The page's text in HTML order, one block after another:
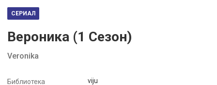
СЕРИАЛ
Вероника (1 Сезон)
Veronika
Библиотека viju